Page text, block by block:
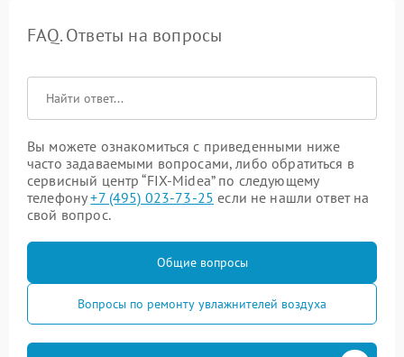
FAQ. Ответы на вопросы
Вы можете ознакомиться с приведенными ниже
часто задаваемыми вопросами, либо обратиться в
сервисный центр “FIX-Midea” по следующему
телефону+7 (495) 023-73-25 если не нашли ответ на
свой вопрос.
Общие вопросы
Вопросы по ремонту увлажнителей воздуха